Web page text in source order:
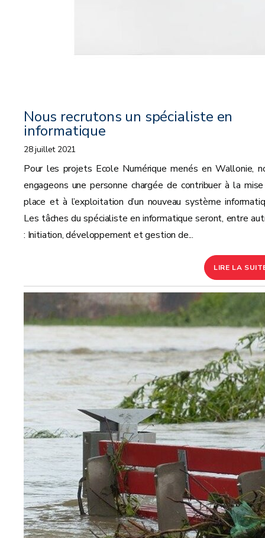
Nous recrutons un spécialiste en
informatique
28 juillet 2021
Pour les projets Ecole Numérique menés en Wallonie,
engageons une personne chargée de contribuer à la
place et à l’exploitation d’un nouveau système
Les tâches du spécialiste en informatique seront, entre
: Initiation, développement et gestion de...
LIRE LA